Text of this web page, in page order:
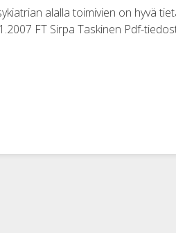
alalla toimivien on hyvä
FT Sirpa Taskinen Pdf-